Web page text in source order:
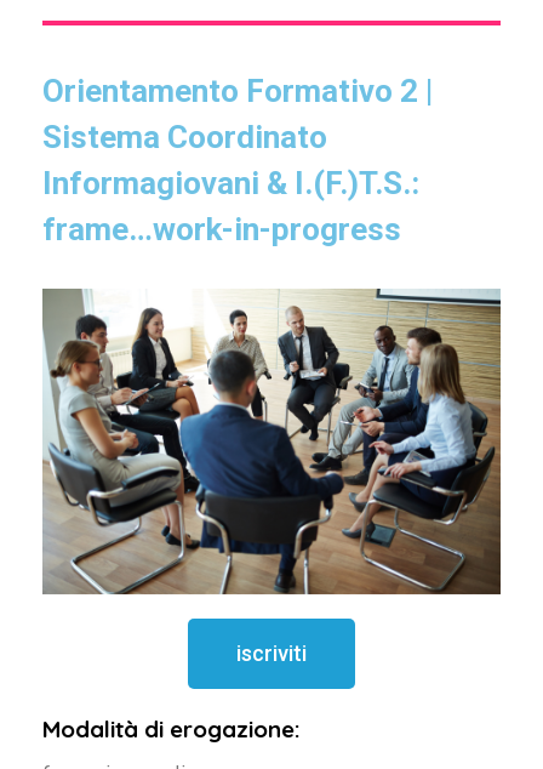
Orientamento Formativo 2 |
Sistema Coordinato
Informagiovani & I.(F.)T.S.:
frame…work-in-progress
iscriviti
Modalità di erogazione: